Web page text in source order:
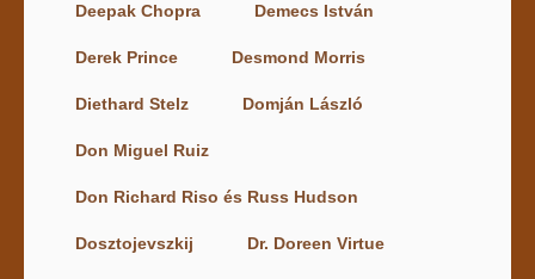
Deepak Chopra Demecs István
Derek Prince Desmond Morris
Diethard Stelz Domján László
Don Miguel Ruiz
Don Richard Riso és Russ Hudson
Dosztojevszkij Dr. Doreen Virtue